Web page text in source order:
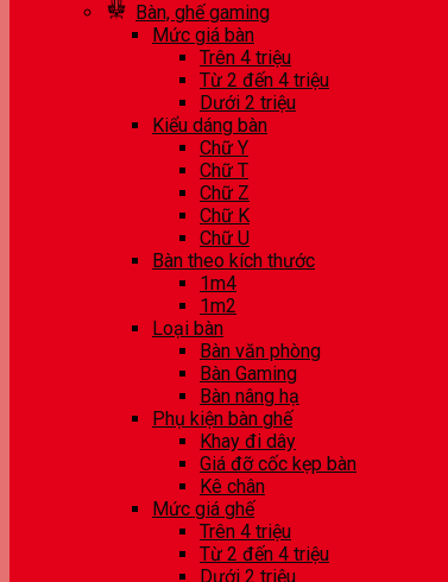
Bàn, ghế gaming
Mức giá bàn
Trên 4 triệu
Từ 2 đến 4 triệu
Dưới 2 triệu
Kiểu dáng bàn
Chữ Y
Chữ T
Chữ Z
Chữ K
Chữ U
Bàn theo kích thước
1m4
1m2
Loại bàn
Bàn văn phòng
Bàn Gaming
Bàn nâng hạ
Phụ kiện bàn ghế
Khay đi dây
Giá đỡ cốc kẹp bàn
Kê chân
Mức giá ghế
Trên 4 triệu
Từ 2 đến 4 triệu
Dưới 2 triệu